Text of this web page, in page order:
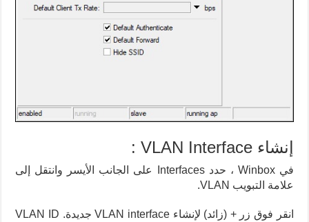
إنشاء VLAN Interface :
في Winbox ، حدد Interfaces على الجانب الأيسر وانتقل إلى
علامة التبويب VLAN.
انقر فوق زر + (زائد) لإنشاء VLAN interface جديدة. VLAN ID